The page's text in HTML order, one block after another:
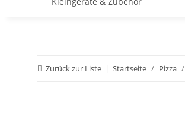
Zurück zur Liste Startseite Pizza